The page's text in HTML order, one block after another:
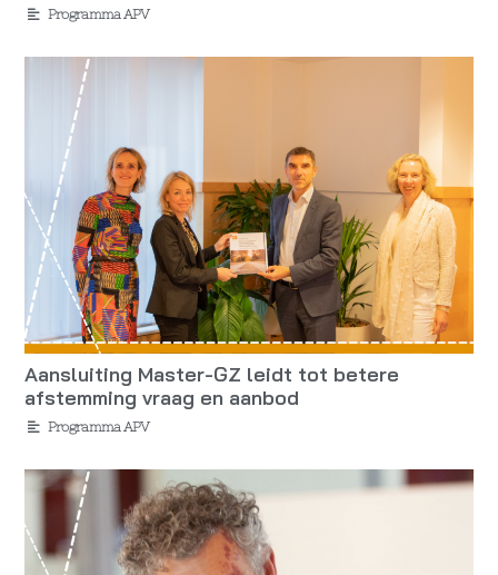
Programma APV
Aansluiting Master-GZ leidt tot betere
afstemming vraag en aanbod
Programma APV